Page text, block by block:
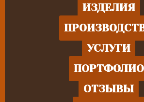
ИЗДЕЛИЯ
УСЛУГИ
ПОРТФОЛИО
ОТЗЫВЫ